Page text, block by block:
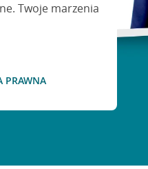
Twoje marzenia
PRAWNA